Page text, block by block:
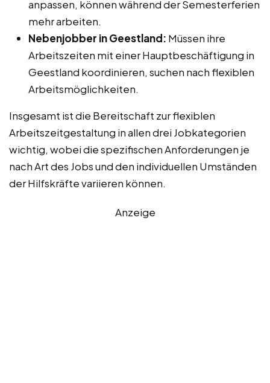
anpassen, können während der Semesterferien
mehr arbeiten.
Nebenjobber in Geestland: Müssen ihre
Arbeitszeiten mit einer Hauptbeschäftigung in
Geestland koordinieren, suchen nach flexiblen
Arbeitsmöglichkeiten.
Insgesamt ist die Bereitschaft zur flexiblen
Arbeitszeitgestaltung in allen drei Jobkategorien
wichtig, wobei die spezifischen Anforderungen je
nach Art des Jobs und den individuellen Umständen
der Hilfskräfte variieren können.
Anzeige